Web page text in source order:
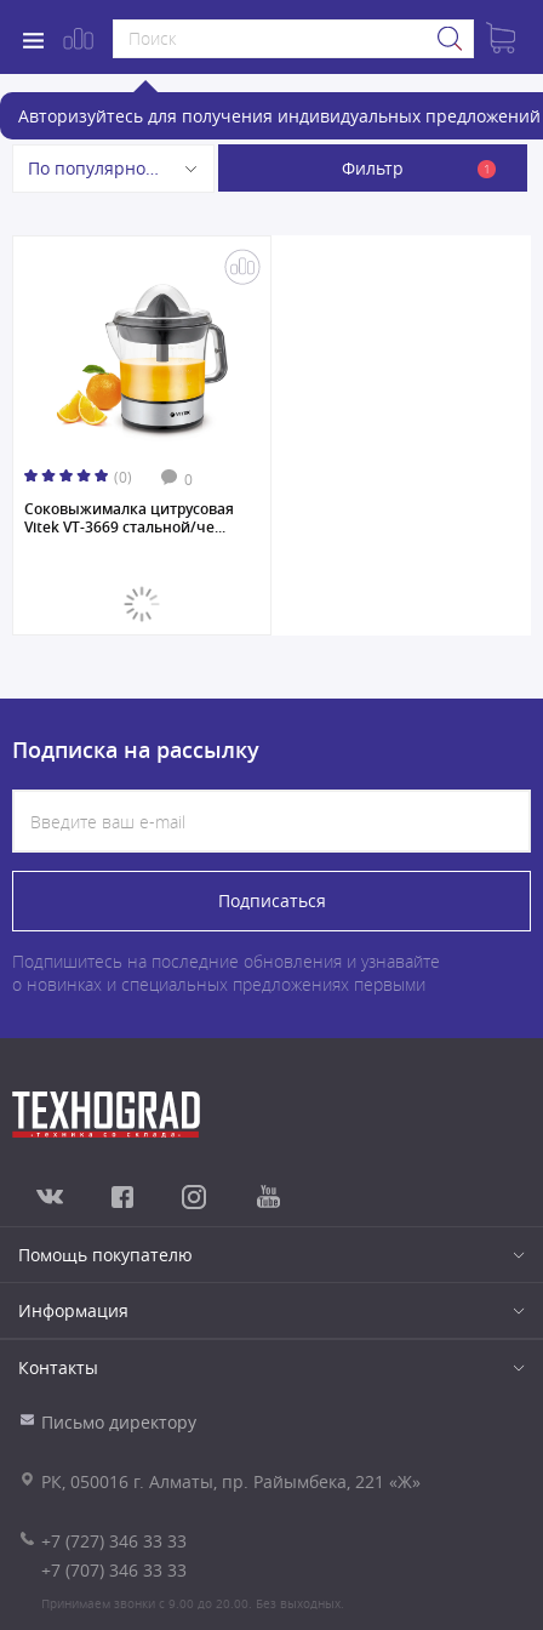
Авторизуйтесь для получения индивидуальных предложений
Соковыжималки Vitek
По популярности Фильтр 1
(0) 0
Соковыжималка цитрусовая
Vitek VT-3669 стальной/че...
Подписка на рассылку
Подписаться
Подпишитесь на последние обновления и узнавайте
о новинках и специальных предложениях первыми
Помощь покупателю
Информация
Контакты
Письмо директору
РК, 050016 г. Алматы, пр. Райымбека, 221 «Ж»
+7 (727) 346 33 33
+7 (707) 346 33 33
Принимаем звонки с 9.00 до 20.00. Без выходных.